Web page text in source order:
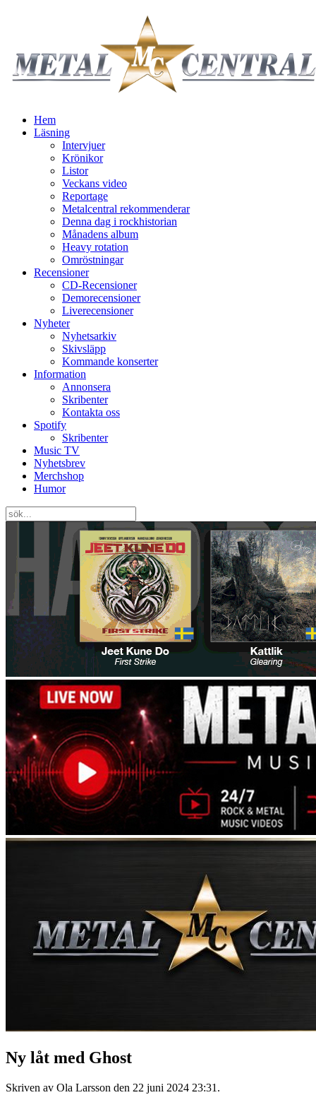
Hem
Läsning
Intervjuer
Krönikor
Listor
Veckans video
Reportage
Metalcentral rekommenderar
Denna dag i rockhistorian
Månadens album
Heavy rotation
Omröstningar
Recensioner
CD-Recensioner
Demorecensioner
Liverecensioner
Nyheter
Nyhetsarkiv
Skivsläpp
Kommande konserter
Information
Annonsera
Skribenter
Kontakta oss
Spotify
Skribenter
Music TV
Nyhetsbrev
Merchshop
Humor
Ny låt med Ghost
Skriven av Ola Larsson den 22 juni 2024 23:31 .